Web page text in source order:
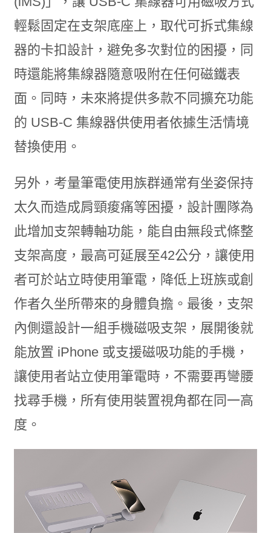
輕鬆固定在支架底座上，取代可拆式集線
器的卡扣設計，避免多次對位的困擾，同
時還能將集線器隨意吸附在任何磁鐵表
面。同時，未來將提供多款不同擴充功能
的 USB-C 集線器供使用者依據生活情境
替換使用。
另外，考量筆電使用族群通常有坐姿保持
太久而造成肩頸痠痛等困擾，設計團隊為
此增加支架轉軸功能，能自由無段式條整
支架高度，最高可延展至42公分，讓使用
者可於站立時使用筆電，降低上班族或創
作者久坐所帶來的身體負擔。最後，支架
內側還設計一組手機磁吸支架，展開後就
能放置 iPhone 或支援磁吸功能的手機，
讓使用者站立使用筆電時，不需要再彎腰
找尋手機，所有使用裝置視角都在同一高
度。